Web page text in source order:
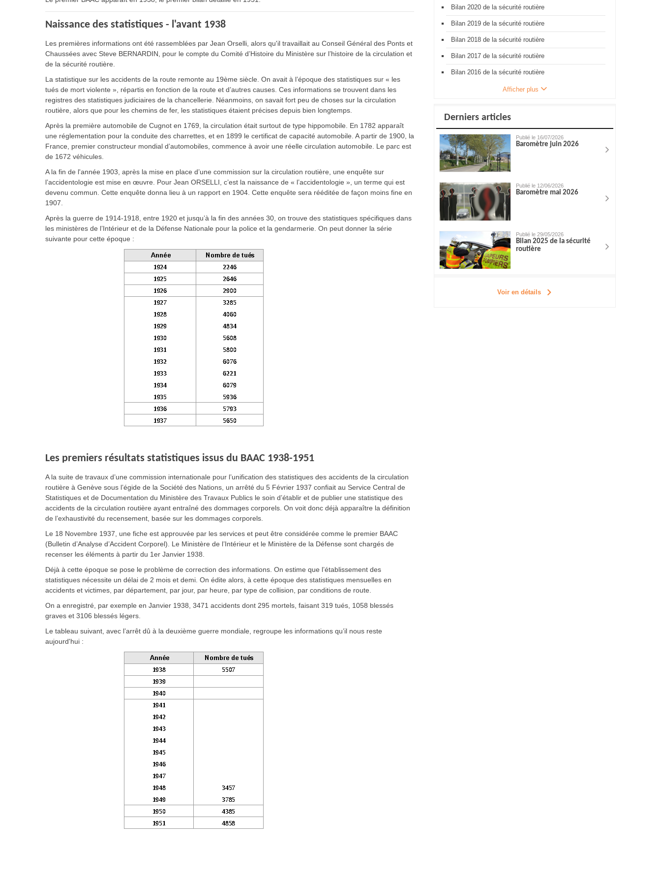
Naissance des statistiques - l'avant 1938
Les premières informations ont été rassemblées par Jean Orselli, alors qu'il travaillait au Conseil Général des Ponts et
Chaussées avec Steve BERNARDIN, pour le compte du Comité d’Histoire du Ministère sur l’histoire de la circulation et
de la sécurité routière.
La statistique sur les accidents de la route remonte au 19ème siècle. On avait à l’époque des statistiques sur « les
tués de mort violente », répartis en fonction de la route et d’autres causes. Ces informations se trouvent dans les
registres des statistiques judiciaires de la chancellerie. Néanmoins, on savait fort peu de choses sur la circulation
routière, alors que pour les chemins de fer, les statistiques étaient précises depuis bien longtemps.
Après la première automobile de Cugnot en 1769, la circulation était surtout de type hippomobile. En 1782 apparaît
une réglementation pour la conduite des charrettes, et en 1899 le certificat de capacité automobile. A partir de 1900, la
France, premier constructeur mondial d’automobiles, commence à avoir une réelle circulation automobile. Le parc est
de 1672 véhicules.
A la fin de l'année 1903, après la mise en place d’une commission sur la circulation routière, une enquête sur
l’accidentologie est mise en œuvre. Pour Jean ORSELLI, c’est la naissance de « l’accidentologie », un terme qui est
devenu commun. Cette enquête donna lieu à un rapport en 1904. Cette enquête sera rééditée de façon moins fine en
1907.
Après la guerre de 1914-1918, entre 1920 et jusqu’à la fin des années 30, on trouve des statistiques spécifiques dans
les ministères de l’Intérieur et de la Défense Nationale pour la police et la gendarmerie. On peut donner la série
suivante pour cette époque :
Les premiers résultats statistiques issus du BAAC 1938-1951
A la suite de travaux d’une commission internationale pour l’unification des statistiques des accidents de la circulation
routière à Genève sous l’égide de la Société des Nations, un arrêté du 5 Février 1937 confiait au Service Central de
Statistiques et de Documentation du Ministère des Travaux Publics le soin d’établir et de publier une statistique des
accidents de la circulation routière ayant entraîné des dommages corporels. On voit donc déjà apparaître la définition
de l’exhaustivité du recensement, basée sur les dommages corporels.
Le 18 Novembre 1937, une fiche est approuvée par les services et peut être considérée comme le premier BAAC
(Bulletin d’Analyse d’Accident Corporel). Le Ministère de l’Intérieur et le Ministère de la Défense sont chargés de
recenser les éléments à partir du 1er Janvier 1938.
Déjà à cette époque se pose le problème de correction des informations. On estime que l’établissement des
statistiques nécessite un délai de 2 mois et demi. On édite alors, à cette époque des statistiques mensuelles en
accidents et victimes, par département, par jour, par heure, par type de collision, par conditions de route.
On a enregistré, par exemple en Janvier 1938, 3471 accidents dont 295 mortels, faisant 319 tués, 1058 blessés
graves et 3106 blessés légers.
Le tableau suivant, avec l’arrêt dû à la deuxième guerre mondiale, regroupe les informations qu’il nous reste
aujourd'hui :
Bilan 2020 de la sécurité routière
Bilan 2019 de la sécurité routière
Bilan 2018 de la sécurité routière
Bilan 2017 de la sécurité routière
Bilan 2016 de la sécurité routière
Afficher plus
Derniers articles
Publié le 16/07/2026
Baromètre juin 2026
Publié le 12/06/2026
Baromètre mai 2026
Publié le 29/05/2026
Bilan 2025 de la sécurité
routière
Voir en détails